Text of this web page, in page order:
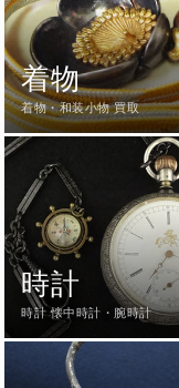
着物
着物・和装小物 買取
時計
時計 懐中時計・腕時計